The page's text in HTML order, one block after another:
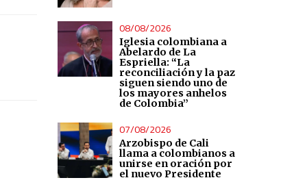
08/08/2026
Iglesia colombiana a
Abelardo de La
Espriella: “La
reconciliación y la paz
siguen siendo uno de
los mayores anhelos
de Colombia”
07/08/2026
Arzobispo de Cali
llama a colombianos a
unirse en oración por
el nuevo Presidente